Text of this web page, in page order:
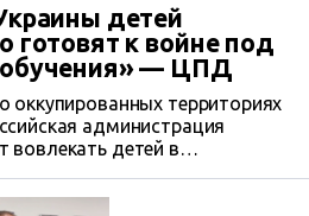
Херсон как волонтер и
информацию о жизни в
детей
готовят к войне под
— ЦПД
оккупированных территориях
администрация
вовлекать детей в
под обучением.